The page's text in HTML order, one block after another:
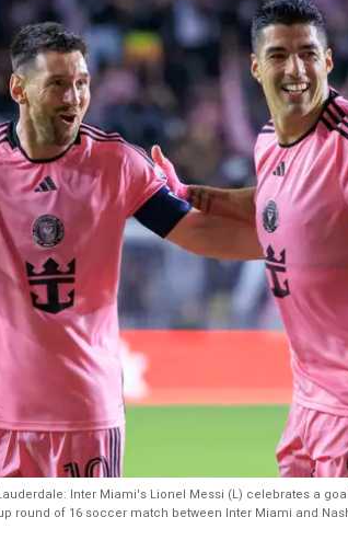
Inter Miami's Lionel Messi (L) celebrates a
round of 16 soccer match between Inter Miami and